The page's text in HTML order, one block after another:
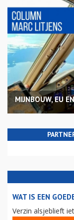
MIJNBOUW, EU
WAT IS EEN
Verzin alsjeblieft